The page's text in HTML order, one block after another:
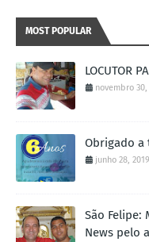
MOST POPULAR
LOCUTOR
novembro 30,
Obrigado a
junho 28, 2019
São Felipe:
News pelo